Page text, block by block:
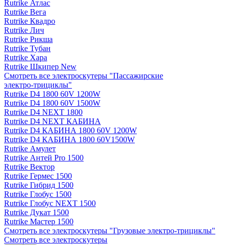
Rutrike Атлас
Rutrike Вега
Rutrike Квадро
Rutrike Лич
Rutrike Рикша
Rutrike Тубан
Rutrike Хара
Rutrike Шкипер New
Смотреть все электро­скутеры "Пассажирские
электро‑трициклы"
Rutrike D4 1800 60V 1200W
Rutrike D4 1800 60V 1500W
Rutrike D4 NEXT 1800
Rutrike D4 NEXT КАБИНА
Rutrike D4 КАБИНА 1800 60V 1200W
Rutrike D4 КАБИНА 1800 60V1500W
Rutrike Амулет
Rutrike Антей Pro 1500
Rutrike Вектор
Rutrike Гермес 1500
Rutrike Гибрид 1500
Rutrike Глобус 1500
Rutrike Глобус NEXT 1500
Rutrike Дукат 1500
Rutrike Мастер 1500
Смотреть все электро­скутеры "Грузовые электро‑трициклы"
Смотреть все электро­скутеры